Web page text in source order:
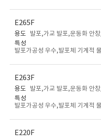
E265F
용도
발포,가교 발포,운동화 안
특성
발포가공성 우수,발포체 기계적
E263F
용도
발포,가교 발포,운동화 안
특성
발포가공성 우수,발포체 기계적
E220F